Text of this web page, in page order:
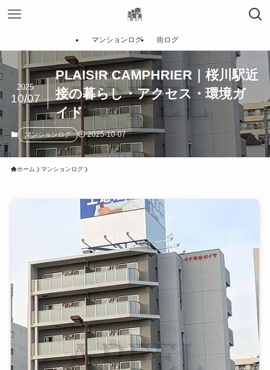
マンションログ 街ログ
PLAISIR CAMPHRIER｜桜川駅近
接の暮らし・アクセス・環境ガ
イド
2025
10/07
マンションログ 2025-10-07
ホーム マンションログ